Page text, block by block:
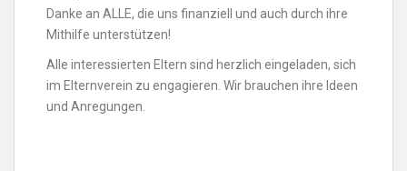
Danke an ALLE, die uns finanziell und auch durch ihre
Mithilfe unterstützen!
Alle interessierten Eltern sind herzlich eingeladen, sich
im Elternverein zu engagieren. Wir brauchen ihre Ideen
und Anregungen.